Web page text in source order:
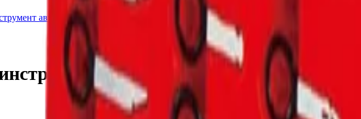
автоэлектрика
T71268-NI Набор инструмента для работы с автомагнитолой
для работы с автомагнитолой